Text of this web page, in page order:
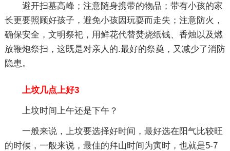
避开扫墓高峰；注意随身携带的物品；带有小孩的家
长更要照顾好孩子，避免小孩因玩耍而走失；注意防火，
确保安全，文明祭祀，用鲜花代替焚烧纸钱、香烛以及燃
放鞭炮祭扫，这既是对亲人的.最好的祭奠，又减少了消防
隐患。
上坟几点上好3
上坟时间上午还是下午？
一般来说，上坟要选择好时间，最好选在阳气比较旺
的时候，一般来说，最佳的拜山时间为寅时，也就是5-7